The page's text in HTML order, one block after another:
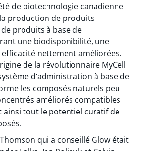
de biotechnologie canadienne
production de produits
produits à base de
une biodisponibilité, une
nettement améliorées.
de la révolutionnaire MyCell
d’administration à base de
les composés naturels peu
améliorés compatibles
ainsi tout le potentiel curatif de
qui a conseillé Glow était